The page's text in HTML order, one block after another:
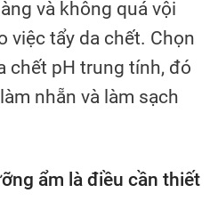
và không quá vội
việc tẩy da chết. Chọn
chết pH trung tính, đó
nhẵn và làm sạch
ẩm là điều cần thiết